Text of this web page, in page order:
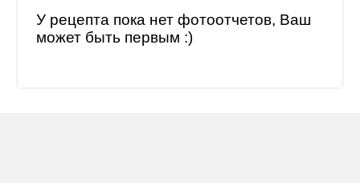
У рецепта пока нет фотоотчетов, Ваш
может быть первым :)